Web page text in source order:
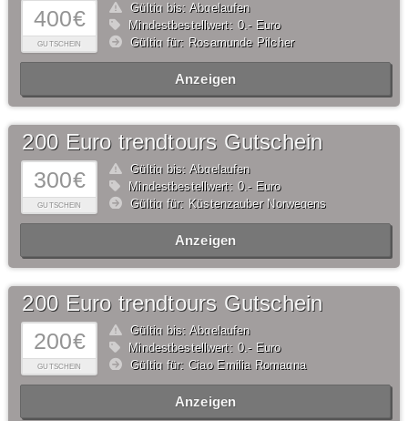
400€
GUTSCHEIN
Gültig bis: Abgelaufen
Mindestbestellwert: 0,- Euro
Gültig für: Rosamunde Pilcher
Anzeigen
300€
GUTSCHEIN
200 Euro trendtours Gutschein
Gültig bis: Abgelaufen
Mindestbestellwert: 0,- Euro
Gültig für: Küstenzauber Norwegens
Anzeigen
200€
GUTSCHEIN
200 Euro trendtours Gutschein
Gültig bis: Abgelaufen
Mindestbestellwert: 0,- Euro
Gültig für: Ciao Emilia Romagna
Anzeigen